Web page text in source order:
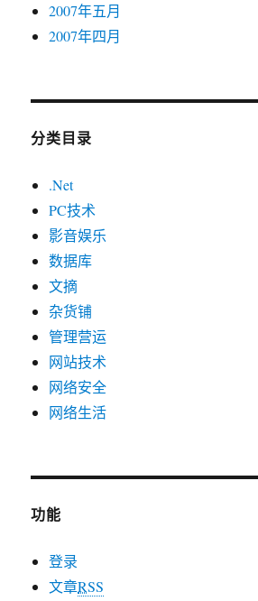
2007年五月
2007年四月
分类目录
.Net
PC技术
影音娱乐
数据库
文摘
杂货铺
管理营运
网站技术
网络安全
网络生活
功能
登录
文章RSS